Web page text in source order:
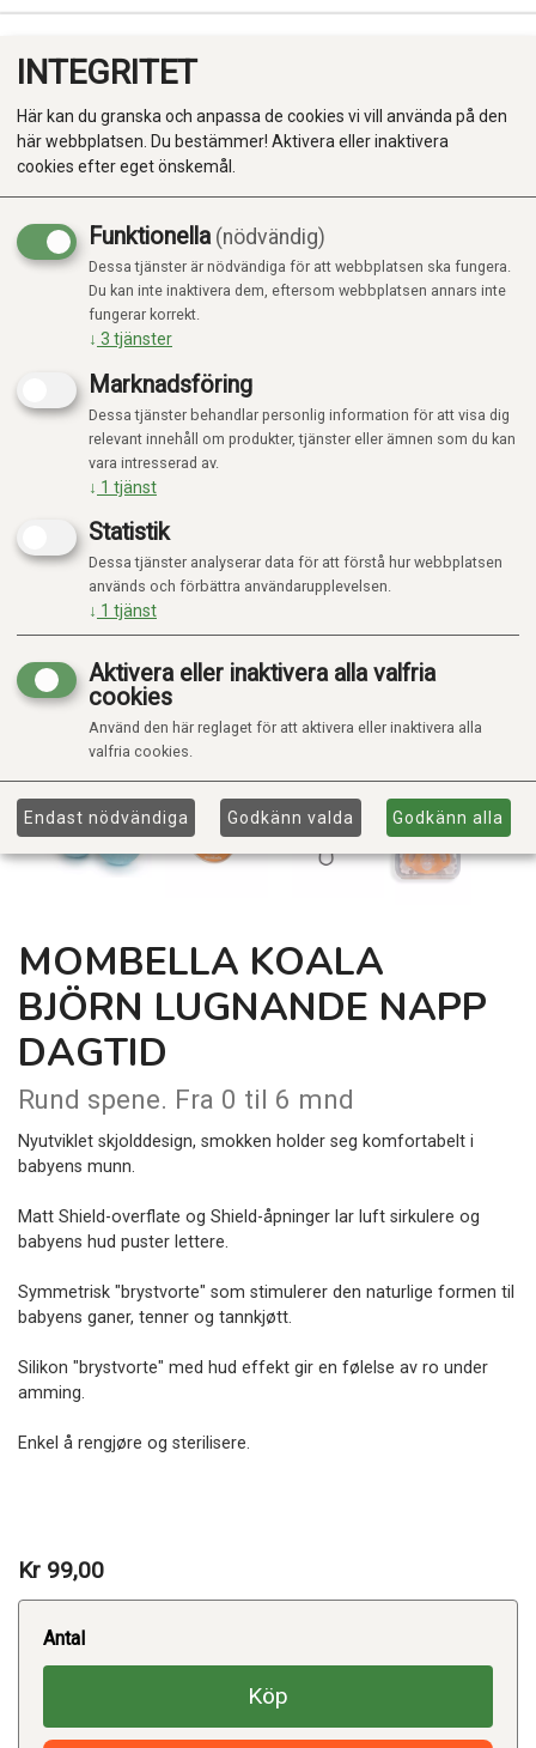
Produkter
Kategorier
MOMBELLA KOALA
BJÖRN LUGNANDE NAPP
DAGTID
Rund spene. Fra 0 til 6 mnd
Nyutviklet skjolddesign, smokken holder seg komfortabelt i
babyens munn.
Matt Shield-overflate og Shield-åpninger lar luft sirkulere og
babyens hud puster lettere.
Symmetrisk "brystvorte" som stimulerer den naturlige formen til
babyens ganer, tenner og tannkjøtt.
Silikon "brystvorte" med hud effekt gir en følelse av ro under
amming.
Enkel å rengjøre og sterilisere.
Kr 99,00
Antal
Köp
INTEGRITET
Här kan du granska och anpassa de cookies vi vill använda på den
här webbplatsen. Du bestämmer! Aktivera eller inaktivera
cookies efter eget önskemål.
Funktionella (nödvändig)
Dessa tjänster är nödvändiga för att webbplatsen ska fungera.
Du kan inte inaktivera dem, eftersom webbplatsen annars inte
fungerar korrekt.
↓ 3 tjänster
Marknadsföring
Dessa tjänster behandlar personlig information för att visa dig
relevant innehåll om produkter, tjänster eller ämnen som du kan
vara intresserad av.
↓ 1 tjänst
Statistik
Dessa tjänster analyserar data för att förstå hur webbplatsen
används och förbättra användarupplevelsen.
↓ 1 tjänst
Aktivera eller inaktivera alla valfria
cookies
Använd den här reglaget för att aktivera eller inaktivera alla
valfria cookies.
Endast nödvändiga Godkänn valda Godkänn alla